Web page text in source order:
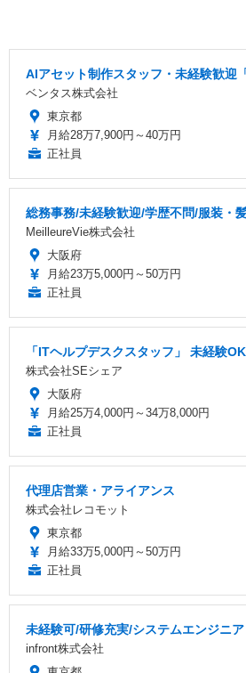
AIアセット制作スタッフ・未経験歓迎
ベンタス株式会社
東京都
月給28万7,900円～40万円
正社員
総務事務/未経験歓迎/学歴不問/服装・
MeilleureVie株式会社
大阪府
月給23万5,000円～50万円
正社員
「ITヘルプデスクスタッフ」 未経験
株式会社SEシェア
大阪府
月給25万4,000円～34万8,000円
正社員
代理店営業・アライアンス
株式会社レコモット
東京都
月給33万5,000円～50万円
正社員
未経験可/研修充実/システムエンジニア
infront株式会社